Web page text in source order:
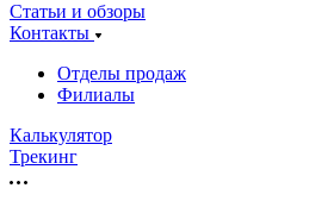
Статьи и обзоры
Контакты
Отделы продаж
Филиалы
Калькулятор
Трекинг